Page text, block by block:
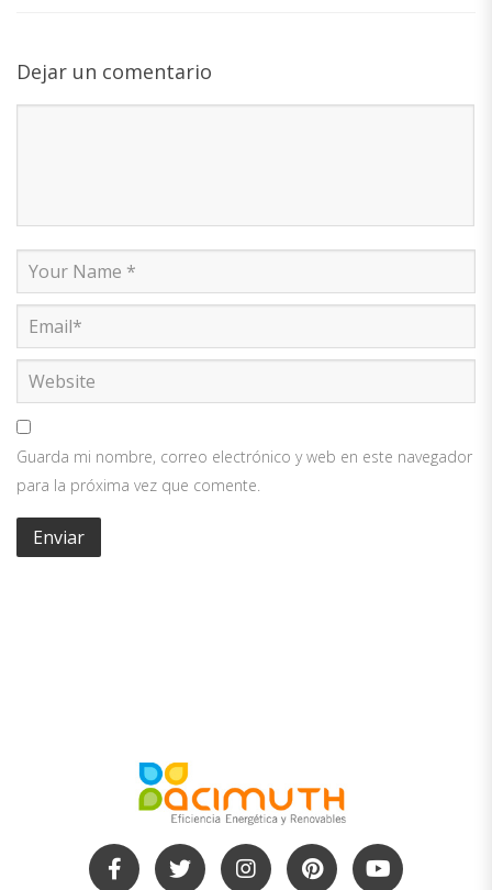
Dejar un comentario
Guarda mi nombre, correo electrónico y web en este navegador
para la próxima vez que comente.